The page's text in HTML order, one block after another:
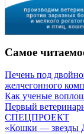
Самое
Печень под
желчегонного
Как ученые
Первый
СПЕЦПРОЕКТ
«Кошки — звезды